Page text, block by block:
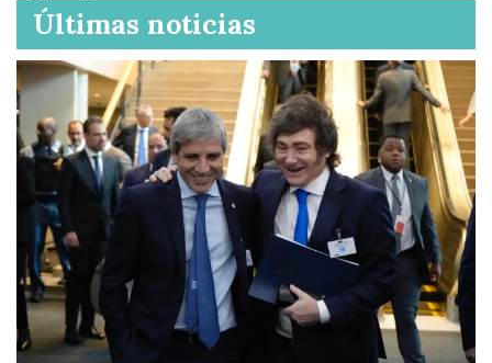
Últimas noticias